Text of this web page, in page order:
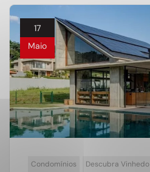
17
Maio
Condomínios Descubra Vinhedo